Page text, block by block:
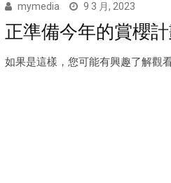
mymedia 9 3 月, 2023
正準備今年的賞櫻計
如果是這樣，您可能有興趣了解觀